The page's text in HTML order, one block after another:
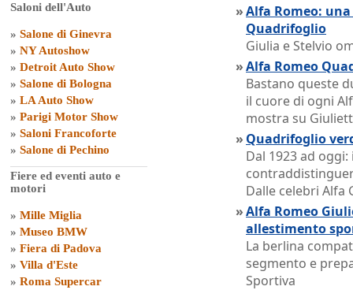
Saloni dell'Auto
» Salone di Ginevra
» NY Autoshow
» Detroit Auto Show
» Salone di Bologna
» LA Auto Show
» Parigi Motor Show
» Saloni Francoforte
» Salone di Pechino
Fiere ed eventi auto e
motori
» Mille Miglia
» Museo BMW
» Fiera di Padova
» Villa d'Este
» Roma Supercar
»Alfa Romeo:
Quadrifoglio
Giulia e Stelvio
»Alfa Romeo
Bastano queste
il cuore di ogni
mostra su
» Quadrifoglio
Dal 1923 ad
Dalle celebri Alfa
»Alfa Romeo
allestimento
La berlina
segmento e
Sportiva